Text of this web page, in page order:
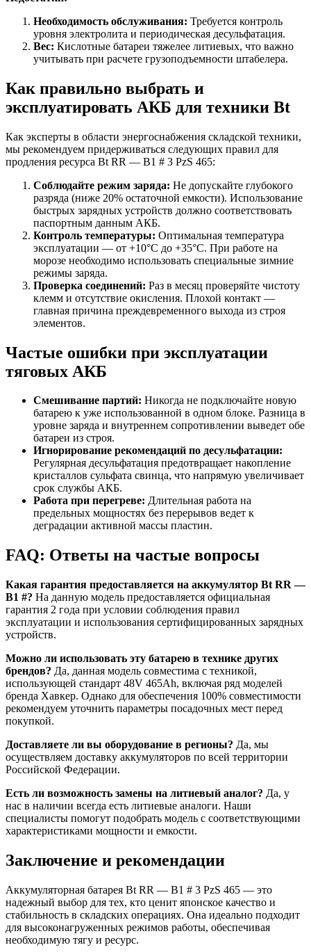
Необходимость обслуживания: Требуется контроль
уровня электролита и периодическая десульфатация.
Вес: Кислотные батареи тяжелее литиевых, что важно
учитывать при расчете грузоподъемности штабелера.
Как правильно выбрать и
эксплуатировать АКБ для техники Bt
Как эксперты в области энергоснабжения складской техники,
мы рекомендуем придерживаться следующих правил для
продления ресурса Bt RR — B1 # 3 PzS 465:
Соблюдайте режим заряда: Не допускайте глубокого
разряда (ниже 20% остаточной емкости). Использование
быстрых зарядных устройств должно соответствовать
паспортным данным АКБ.
Контроль температуры: Оптимальная температура
эксплуатации — от +10°C до +35°C. При работе на
морозе необходимо использовать специальные зимние
режимы заряда.
Проверка соединений: Раз в месяц проверяйте чистоту
клемм и отсутствие окисления. Плохой контакт —
главная причина преждевременного выхода из строя
элементов.
Частые ошибки при эксплуатации
тяговых АКБ
Смешивание партий: Никогда не подключайте новую
батарею к уже использованной в одном блоке. Разница в
уровне заряда и внутреннем сопротивлении выведет обе
батареи из строя.
Игнорирование рекомендаций по десульфатации:
Регулярная десульфатация предотвращает накопление
кристаллов сульфата свинца, что напрямую увеличивает
срок службы АКБ.
Работа при перегреве: Длительная работа на
предельных мощностях без перерывов ведет к
деградации активной массы пластин.
FAQ: Ответы на частые вопросы
Какая гарантия предоставляется на аккумулятор Bt RR —
B1 #? На данную модель предоставляется официальная
гарантия 2 года при условии соблюдения правил
эксплуатации и использования сертифицированных зарядных
устройств.
Можно ли использовать эту батарею в технике других
брендов? Да, данная модель совместима с техникой,
использующей стандарт 48V 465Ah, включая ряд моделей
бренда Хавкер. Однако для обеспечения 100% совместимости
рекомендуем уточнить параметры посадочных мест перед
покупкой.
Доставляете ли вы оборудование в регионы? Да, мы
осуществляем доставку аккумуляторов по всей территории
Российской Федерации.
Есть ли возможность замены на литиевый аналог? Да, у
нас в наличии всегда есть литиевые аналоги. Наши
специалисты помогут подобрать модель с соответствующими
характеристиками мощности и емкости.
Заключение и рекомендации
Аккумуляторная батарея Bt RR — B1 # 3 PzS 465 — это
надежный выбор для тех, кто ценит японское качество и
стабильность в складских операциях. Она идеально подходит
для высоконагруженных режимов работы, обеспечивая
необходимую тягу и ресурс.